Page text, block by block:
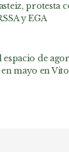
protesta
y EGA
espacio de
mayo en